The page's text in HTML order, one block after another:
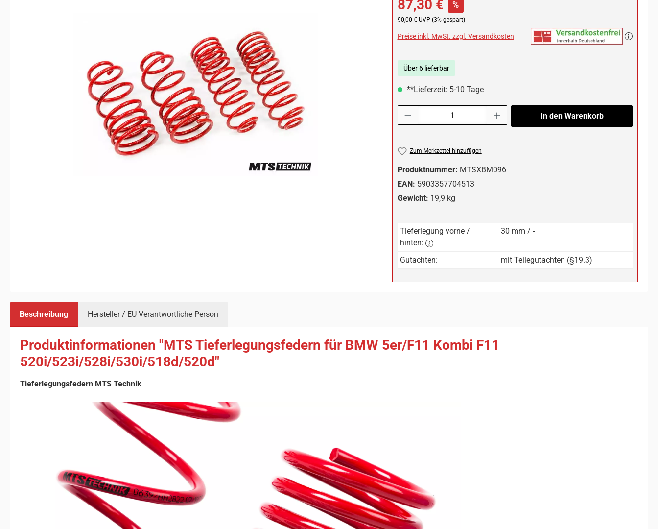
87,30 € %
Regulärer Preis:
90,00 € UVP (3% gespart)
Preise inkl. MwSt. zzgl. Versandkosten
Über 6 lieferbar
**Lieferzeit: 5-10 Tage
In den Warenkorb
Zum Merkzettel hinzufügen
Produktnummer: MTSXBM096
EAN: 5903357704513
Gewicht: 19,9 kg
Tieferlegung vorne /
hinten:
30 mm / -
Gutachten: mit Teilegutachten (§19.3)
Beschreibung Hersteller / EU Verantwortliche Person
Produktinformationen "MTS Tieferlegungsfedern für BMW 5er/F11 Kombi F11
520i/523i/528i/530i/518d/520d"
Tieferlegungsfedern MTS Technik